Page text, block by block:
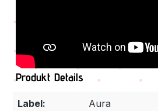
Produkt Details
Label:
Aura